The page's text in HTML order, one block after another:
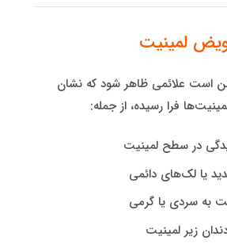
لمینیت
است علائمی ظاهر شود که نشان
فرا رسیده، از جمله:
در سطح لمینیت
یا لک‌های دائمی
به سردی یا گرمی
زیر لمینیت